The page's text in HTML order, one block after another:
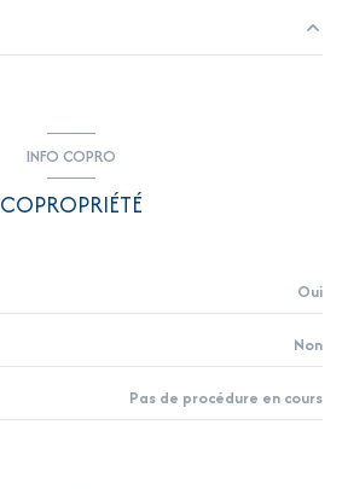
4.03m2 m²
INFO COPRO
COPROPRIÉTÉ
Oui
Non
Pas de procédure en cours